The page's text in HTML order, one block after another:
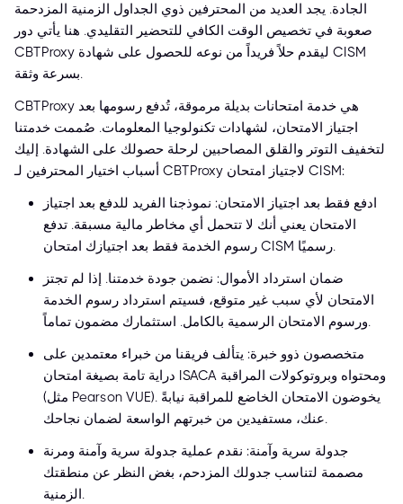
الجادة. يجد العديد من المحترفين ذوي الجداول الزمنية المزدحمة
صعوبة في تخصيص الوقت الكافي للتحضير التقليدي. هنا يأتي دور
CBTProxy ليقدم حلاً فريداً من نوعه للحصول على شهادة CISM
بسرعة وثقة.
CBTProxy هي خدمة امتحانات بديلة مرموقة، تُدفع رسومها بعد
اجتياز الامتحان، لشهادات تكنولوجيا المعلومات. صُممت خدمتنا
لتخفيف التوتر والقلق المصاحبين لرحلة حصولك على الشهادة. إليك
أسباب اختيار المحترفين لـ CBTProxy لاجتياز امتحان CISM:
ادفع فقط بعد اجتياز الامتحان: نموذجنا الفريد للدفع بعد اجتياز
الامتحان يعني أنك لا تتحمل أي مخاطر مالية مسبقة. تدفع
رسوم الخدمة فقط بعد اجتيازك امتحان CISM رسميًا.
ضمان استرداد الأموال: نضمن جودة خدمتنا. إذا لم تجتز
الامتحان لأي سبب غير متوقع، فسيتم استرداد رسوم الخدمة
ورسوم الامتحان الرسمية بالكامل. استثمارك مضمون تماماً.
متخصصون ذوو خبرة: يتألف فريقنا من خبراء معتمدين على
دراية تامة بصيغة امتحان ISACA ومحتواه وبروتوكولات المراقبة
(مثل Pearson VUE). يخوضون الامتحان الخاضع للمراقبة نيابةً
عنك، مستفيدين من خبرتهم الواسعة لضمان نجاحك.
جدولة سرية وآمنة: نقدم عملية جدولة سرية وآمنة ومرنة
مصممة لتناسب جدولك المزدحم، بغض النظر عن منطقتك
الزمنية.